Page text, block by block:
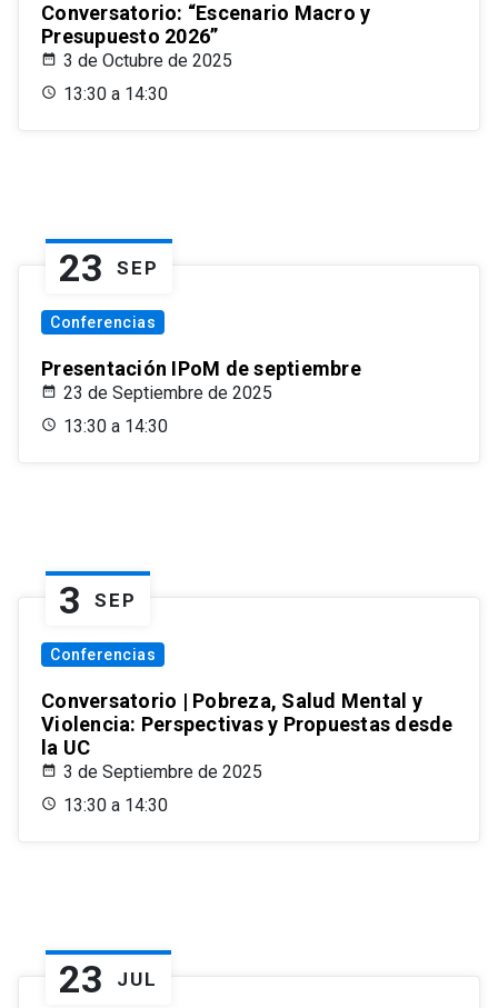
Conversatorio: “Escenario Macro y
Presupuesto 2026”
3 de Octubre de 2025
13:30 a 14:30
23 SEP
Conferencias
Presentación IPoM de septiembre
23 de Septiembre de 2025
13:30 a 14:30
3 SEP
Conferencias
Conversatorio | Pobreza, Salud Mental y
Violencia: Perspectivas y Propuestas desde
la UC
3 de Septiembre de 2025
13:30 a 14:30
23 JUL